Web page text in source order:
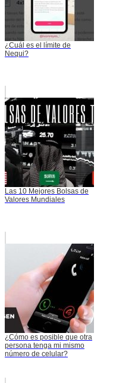
¿Cuál es el límite de
Nequi?
Las 10 Mejores Bolsas de
Valores Mundiales
¿Cómo es posible que otra
persona tenga mi mismo
número de celular?